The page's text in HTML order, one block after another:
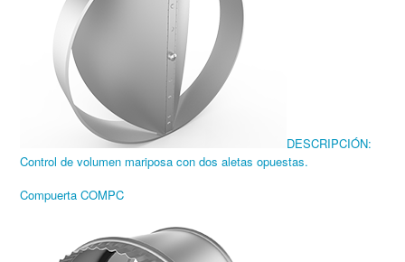
DESCRIPCIÓN:
Control de volumen mariposa con dos aletas opuestas.
Compuerta COMPC